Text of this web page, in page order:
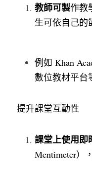
教師可製作教
生可依自己的
例如 Khan
數位教材平台
提升課堂互動性
課堂上使用即
Mentimeter）